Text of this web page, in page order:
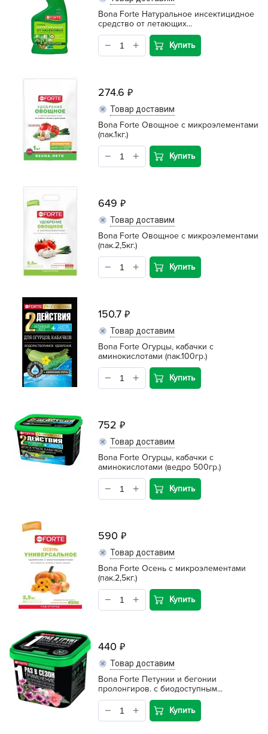
Bona Forte Натуральное инсектицидное
средство от летающих...
Купить
274.6
Товар доставим
Bona Forte Овощное с микроэлементами
(пак.1кг.)
Купить
649
Товар доставим
Bona Forte Овощное с микроэлементами
(пак.2,5кг.)
Купить
150.7
Товар доставим
Bona Forte Огурцы, кабачки с
аминокислотами (пак.100гр.)
Купить
752
Товар доставим
Bona Forte Огурцы, кабачки с
аминокислотами (ведро 500гр.)
Купить
590
Товар доставим
Bona Forte Осень с микроэлементами
(пак.2,5кг.)
Купить
440
Товар доставим
Bona Forte Петунии и бегонии
пролонгиров. с биодоступным...
Купить